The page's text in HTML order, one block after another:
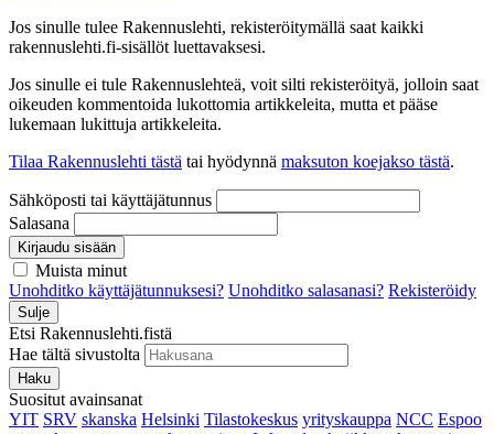
Jos sinulle tulee Rakennuslehti, rekisteröitymällä saat kaikki
rakennuslehti.fi-sisällöt luettavaksesi.
Jos sinulle ei tule Rakennuslehteä, voit silti rekisteröityä, jolloin saat
oikeuden kommentoida lukottomia artikkeleita, mutta et pääse
lukemaan lukittuja artikkeleita.
Tilaa Rakennuslehti tästä tai hyödynnä maksuton koejakso tästä.
Sähköposti tai käyttäjätunnus
Salasana
Kirjaudu sisään
Muista minut
Unohditko käyttäjätunnuksesi? Unohditko salasanasi? Rekisteröidy
Sulje
Etsi Rakennuslehti.fistä
Hae tältä sivustolta
Haku
Suositut avainsanat
YIT SRV skanska Helsinki Tilastokeskus yrityskauppa NCC Espoo